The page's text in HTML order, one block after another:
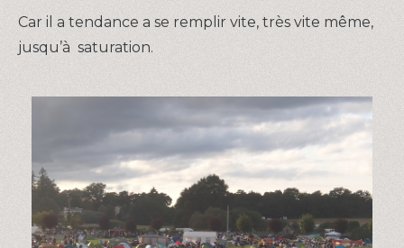
Car il a tendance a se remplir vite, très vite même,
jusqu’à saturation.